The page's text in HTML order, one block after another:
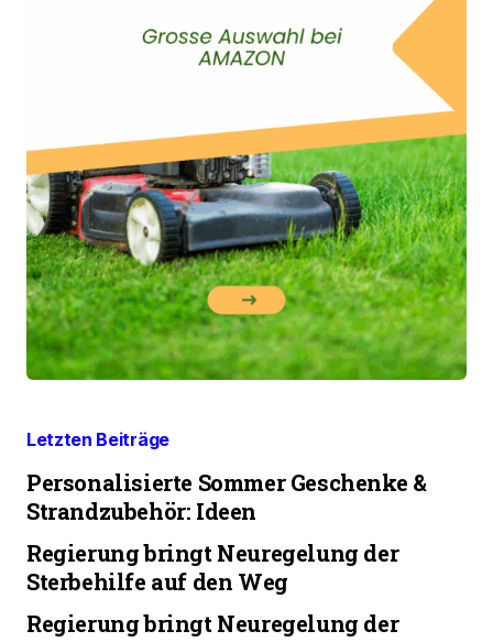
Letzten Beiträge
Personalisierte Sommer Geschenke &
Strandzubehör: Ideen
Regierung bringt Neuregelung der
Sterbehilfe auf den Weg
Regierung bringt Neuregelung der